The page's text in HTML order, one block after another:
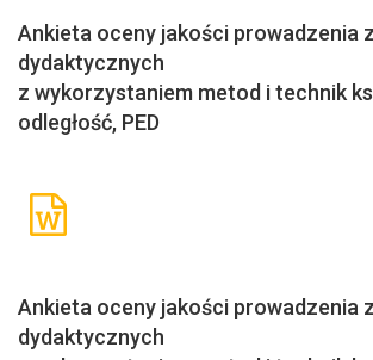
Ankieta oceny jakości prowadzenia
dydaktycznych
z wykorzystaniem metod i technik
odległość, PED
Ankieta oceny jakości prowadzenia
dydaktycznych